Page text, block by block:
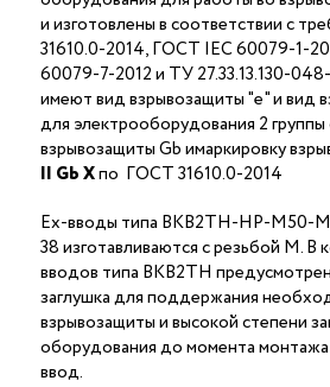
и изготовлены в соответствии с
31610.0-2014, ГОСТ IEC 60079-1-
60079-7-2012 и ТУ 27.33.13.130-
имеют вид взрывозащиты "е" и вид
для электрооборудования 2 группы
взрывозащиты Gb имаркировку
II Gb Xпо ГОСТ 31610.0-2014
Ex-вводы типа ВКВ2ТН-НР-М50-
38 изготавливаются с резьбой M. В
вводов типа ВКВ2ТН
заглушка для поддержания
взрывозащиты и высокой степени
оборудования до момента монтажа
ввод.